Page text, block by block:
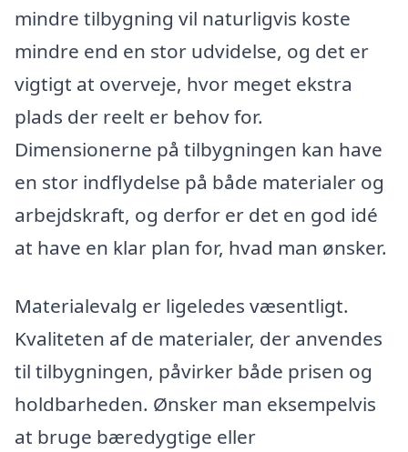
mindre tilbygning vil naturligvis koste
mindre end en stor udvidelse, og det er
vigtigt at overveje, hvor meget ekstra
plads der reelt er behov for.
Dimensionerne på tilbygningen kan have
en stor indflydelse på både materialer og
arbejdskraft, og derfor er det en god idé
at have en klar plan for, hvad man ønsker.
Materialevalg er ligeledes væsentligt.
Kvaliteten af de materialer, der anvendes
til tilbygningen, påvirker både prisen og
holdbarheden. Ønsker man eksempelvis
at bruge bæredygtige eller